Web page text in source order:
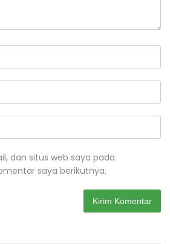
dan situs web saya pada
saya berikutnya.